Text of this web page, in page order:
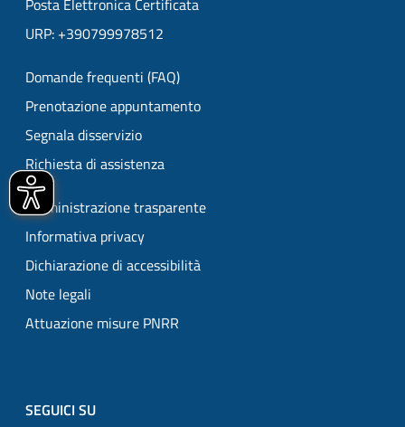
Posta Elettronica Certificata
URP: +390799978512
Domande frequenti (FAQ)
Prenotazione appuntamento
Segnala disservizio
Richiesta di assistenza
Amministrazione trasparente
Informativa privacy
Dichiarazione di accessibilità
Note legali
Attuazione misure PNRR
SEGUICI SU